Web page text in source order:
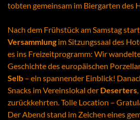
tobten gemeinsam im Biergarten des
Nach dem Frühstück am Samstag
Versammlung im Sitzungssaal des
es ins Freizeitprogramm: Wir
Geschichte des europäischen
Selb – ein spannender Einblick!
Snacks im Vereinslokal der Deserters
zurückkehrten. Tolle Location –
Der Abend stand im Zeichen eines